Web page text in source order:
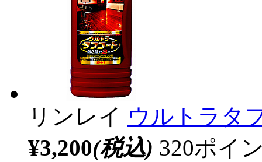
リンレイ ウルトラタ
¥3,200(税込) 320ポイ